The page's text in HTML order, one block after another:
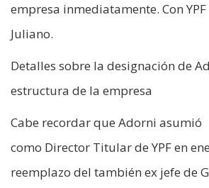
empresa inmediatamente. Con YPF
Juliano.
Detalles sobre la designación de
estructura de la empresa
Cabe recordar que Adorni asumió
como Director Titular de YPF en
reemplazo del también ex jefe de